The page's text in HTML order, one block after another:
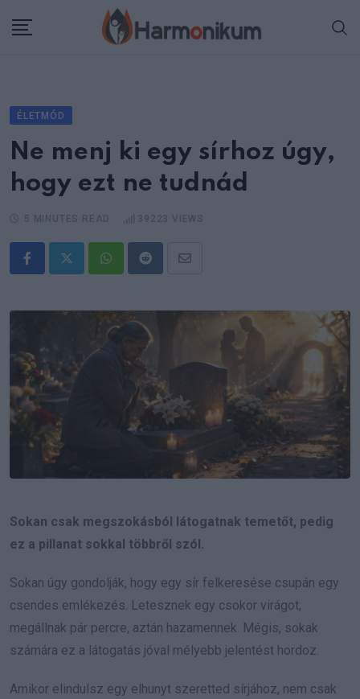
ÉLETMÓD
Ne menj ki egy sírhoz úgy,
hogy ezt ne tudnád
WhatsappRedditShare
Email
Sokan csak megszokásból látogatnak temetőt, pedig
ez a pillanat sokkal többről szól.
Sokan úgy gondolják, hogy egy sír felkeresése csupán egy
csendes emlékezés. Letesznek egy csokor virágot,
megállnak pár percre, aztán hazamennek. Mégis, sokak
számára ez a látogatás jóval mélyebb jelentést hordoz.
Amikor elindulsz egy elhunyt szeretted sírjához, nem csak